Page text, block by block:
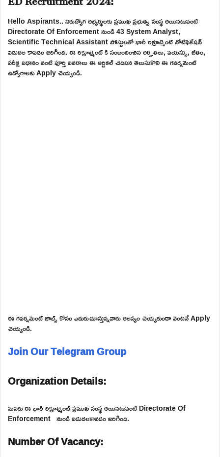
Hello Aspirants.. నిరుద్యోగ అభ్యర్థులకు ప్రముఖ ప్రభుత్వ సంస్థ అయినటువంటి
Directorate Of Enforcement నుండి 43 System Analyst,
Scientific Technical Assistant పోస్టులతో భారీ రిక్రూట్మెంట్ నోటిఫికేషన్
విడుదల కావడం జరిగింది. ఈ రిక్రూట్మెంట్ కి సంబందించిన అర్హతలు, వయస్సు, జీతం,
పరీక్ష విధానం వంటి పూర్తి వివరాలు ఈ ఆర్టికల్ చదివిన తెలుసుకొని ఈ గవర్నమెంట్
ఉద్యోగాలకు Apply చెయ్యండి.
ఈ గవర్నమెంట్ జాబ్స్ కోసం ఎదురుచూస్తున్నవారు ఆలస్యం చెయ్యకుండా వెంటనే Apply
చెయ్యండి.
Join Our Telegram Group
Organization Details:
మనకు ఈ భారీ రిక్రూట్మెంట్ ప్రముఖ సంస్థ అయినటువంటి Directorate Of
Enforcement నుండి విడుదలకావడం జరిగింది.
Number Of Vacancy: